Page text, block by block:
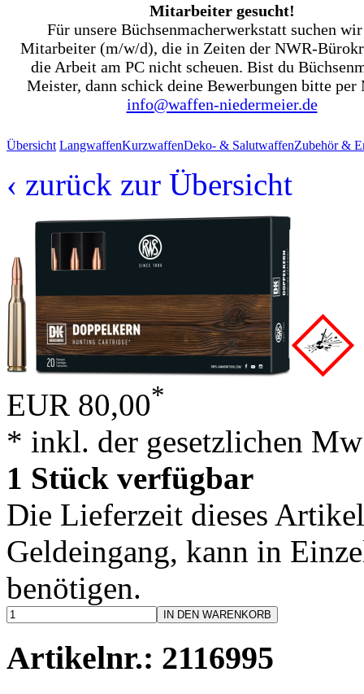
Mitarbeiter gesucht!
Für unsere Büchsenmacherwerkstatt suchen wir
Mitarbeiter (m/w/d), die in Zeiten der NWR-
die Arbeit am PC nicht scheuen. Bist du
Meister, dann schick deine Bewerbungen bitte
info@waffen-niedermeier.de
Übersicht LangwaffenKurzwaffenDeko- & SalutwaffenZubehör &
‹ zurück zur Übersicht
EUR 80,00*
* inkl. der gesetzlichen
1 Stück verfügbar
Die Lieferzeit dieses
Geldeingang, kann in
benötigen.
IN DEN WARENKORB
Artikelnr.: 2116995